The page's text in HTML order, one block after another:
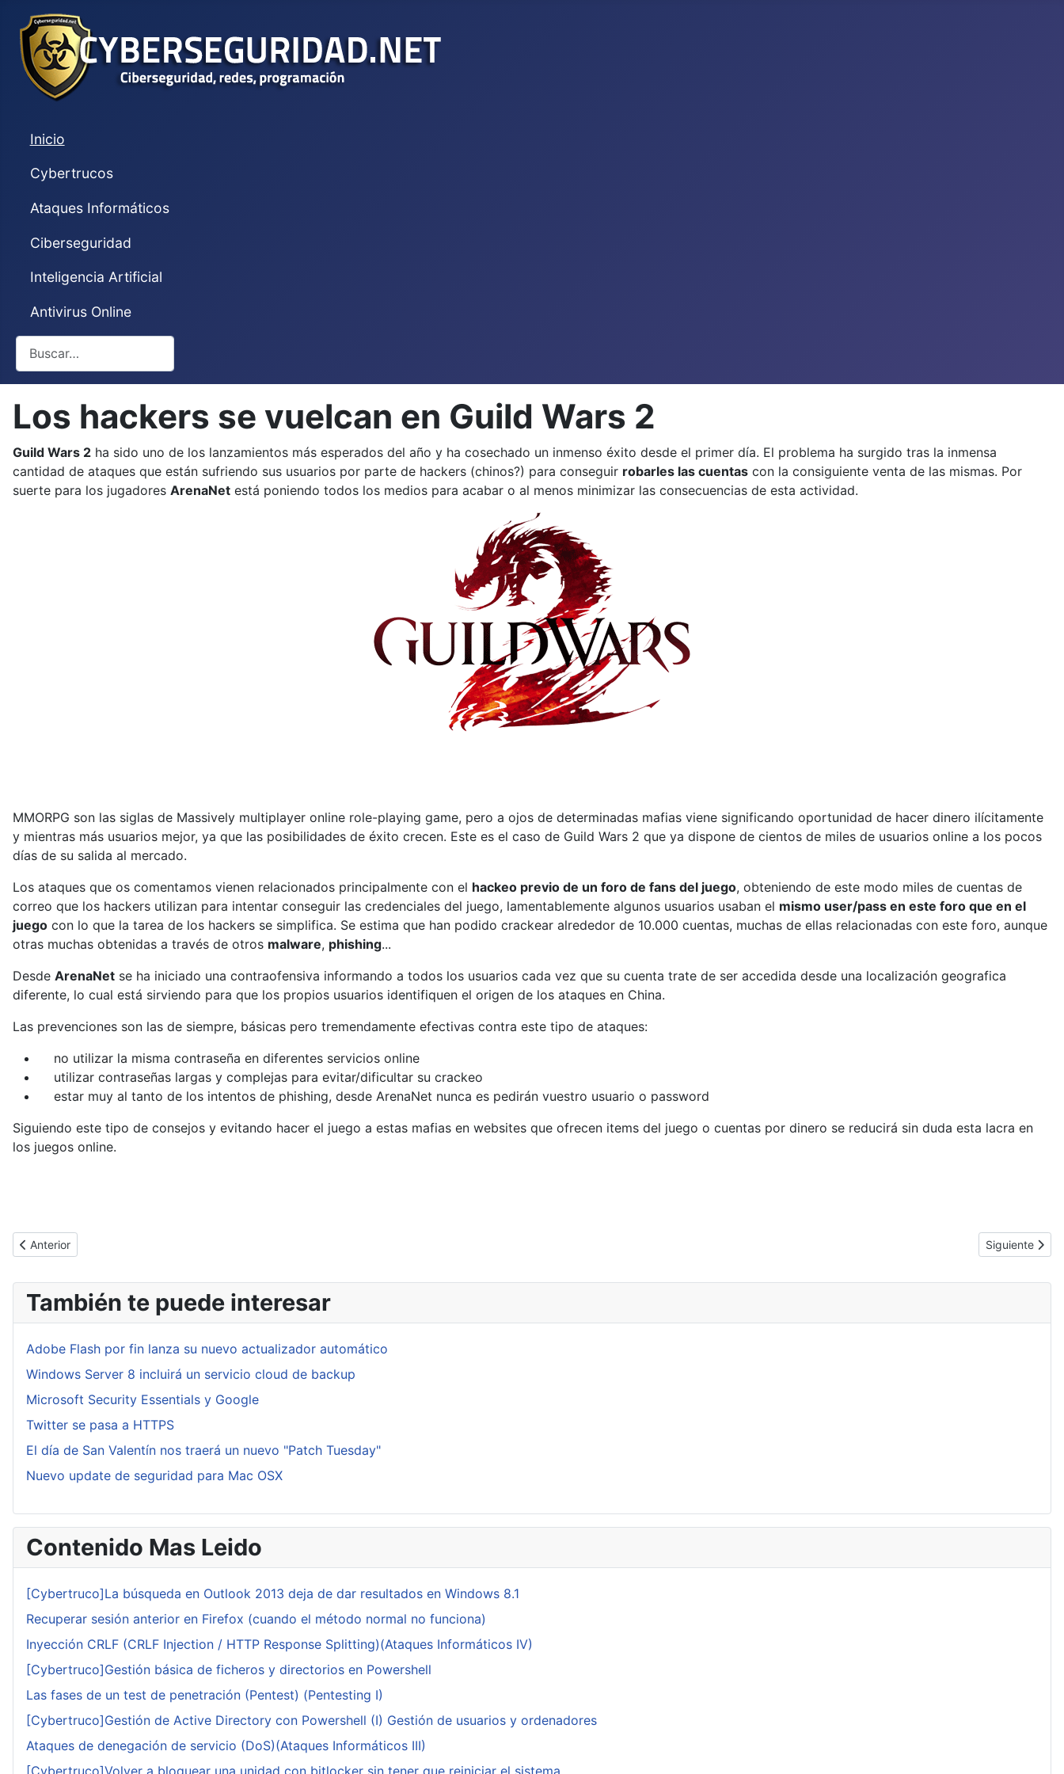
Inicio
Cybertrucos
Ataques Informáticos
Ciberseguridad
Inteligencia Artificial
Antivirus Online
Buscar
Los hackers se vuelcan en Guild Wars 2
Guild Wars 2 ha sido uno de los lanzamientos más esperados del año y ha cosechado un inmenso éxito desde el primer día. El problema ha surgido tras la inmensa
cantidad de ataques que están sufriendo sus usuarios por parte de hackers (chinos?) para conseguir robarles las cuentas con la consiguiente venta de las mismas. Por
suerte para los jugadores ArenaNet está poniendo todos los medios para acabar o al menos minimizar las consecuencias de esta actividad.
MMORPG son las siglas de Massively multiplayer online role-playing game, pero a ojos de determinadas mafias viene significando oportunidad de hacer dinero ilícitamente
y mientras más usuarios mejor, ya que las posibilidades de éxito crecen. Este es el caso de Guild Wars 2 que ya dispone de cientos de miles de usuarios online a los pocos
días de su salida al mercado.
Los ataques que os comentamos vienen relacionados principalmente con el hackeo previo de un foro de fans del juego, obteniendo de este modo miles de cuentas de
correo que los hackers utilizan para intentar conseguir las credenciales del juego, lamentablemente algunos usuarios usaban el mismo user/pass en este foro que en el
juego con lo que la tarea de los hackers se simplifica. Se estima que han podido crackear alrededor de 10.000 cuentas, muchas de ellas relacionadas con este foro, aunque
otras muchas obtenidas a través de otros malware, phishing...
Desde ArenaNet se ha iniciado una contraofensiva informando a todos los usuarios cada vez que su cuenta trate de ser accedida desde una localización geografica
diferente, lo cual está sirviendo para que los propios usuarios identifiquen el origen de los ataques en China.
Las prevenciones son las de siempre, básicas pero tremendamente efectivas contra este tipo de ataques:
no utilizar la misma contraseña en diferentes servicios online
utilizar contraseñas largas y complejas para evitar/dificultar su crackeo
estar muy al tanto de los intentos de phishing, desde ArenaNet nunca es pedirán vuestro usuario o password
Siguiendo este tipo de consejos y evitando hacer el juego a estas mafias en websites que ofrecen items del juego o cuentas por dinero se reducirá sin duda esta lacra en
los juegos online.
Artículo anterior: Microsoft lanza su nuevo Patch Tuesday con la vista puesta en su parche KB2661254
Anterior Artículo
Siguiente
También te puede interesar
Adobe Flash por fin lanza su nuevo actualizador automático
Windows Server 8 incluirá un servicio cloud de backup
Microsoft Security Essentials y Google
Twitter se pasa a HTTPS
El día de San Valentín nos traerá un nuevo "Patch Tuesday"
Nuevo update de seguridad para Mac OSX
Contenido Mas Leido
[Cybertruco]La búsqueda en Outlook 2013 deja de dar resultados en Windows 8.1
Recuperar sesión anterior en Firefox (cuando el método normal no funciona)
Inyección CRLF (CRLF Injection / HTTP Response Splitting)(Ataques Informáticos IV)
[Cybertruco]Gestión básica de ficheros y directorios en Powershell
Las fases de un test de penetración (Pentest) (Pentesting I)
[Cybertruco]Gestión de Active Directory con Powershell (I) Gestión de usuarios y ordenadores
Ataques de denegación de servicio (DoS)(Ataques Informáticos III)
[Cybertruco]Volver a bloquear una unidad con bitlocker sin tener que reiniciar el sistema